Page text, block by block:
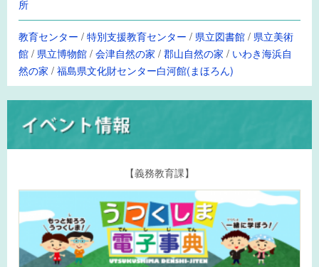
所
教育センター /特別支援教育センター / 県立図書館/ 県立美術
館/ 県立博物館/会津自然の家 /郡山自然の家 / いわき海浜自
然の家 /福島県文化財センター白河館(まほろん)
【義務教育課】